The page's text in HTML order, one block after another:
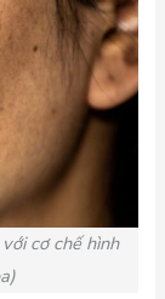
cơ chế hình